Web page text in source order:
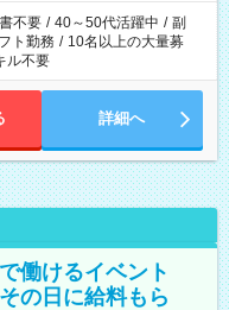
不要 / 40～50代活躍中 / 副
ト勤務 / 10名以上の大量募
ル不要
詳細へ
働けるイベント
の日に給料もら